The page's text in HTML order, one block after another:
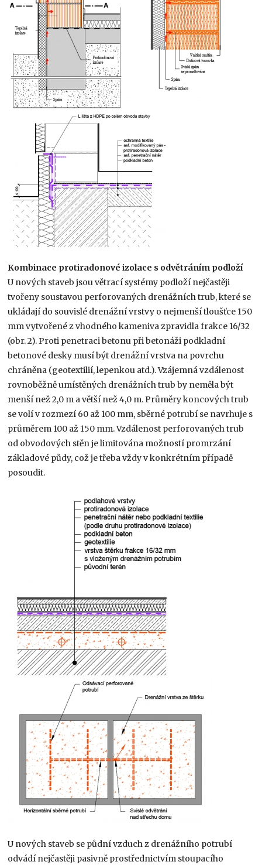
Kombinace protiradonové izolace s odvětráním podloží
U nových staveb jsou větrací systémy podloží nejčastěji
tvořeny soustavou perforovaných drenážních trub, které se
ukládají do souvislé drenážní vrstvy o nejmenší tloušťce 150
mm vytvořené z vhodného kameniva zpravidla frakce 16/32
(obr. 2). Proti penetraci betonu při betonáži podkladní
betonové desky musí být drenážní vrstva na povrchu
chráněna (geotextilií, lepenkou atd.). Vzájemná vzdálenost
rovnoběžně umístěných drenážních trub by neměla být
menší než 2,0 m a větší než 4,0 m. Průměry koncových trub
se volí v rozmezí 60 až 100 mm, sběrné potrubí se navrhuje s
průměrem 100 až 150 mm. Vzdálenost perforovaných trub
od obvodových stěn je limitována možností promrzání
základové půdy, což je třeba vždy v konkrétním případě
posoudit.
U nových staveb se půdní vzduch z drenážního potrubí
odvádí nejčastěji pasivně prostřednictvím stoupacího